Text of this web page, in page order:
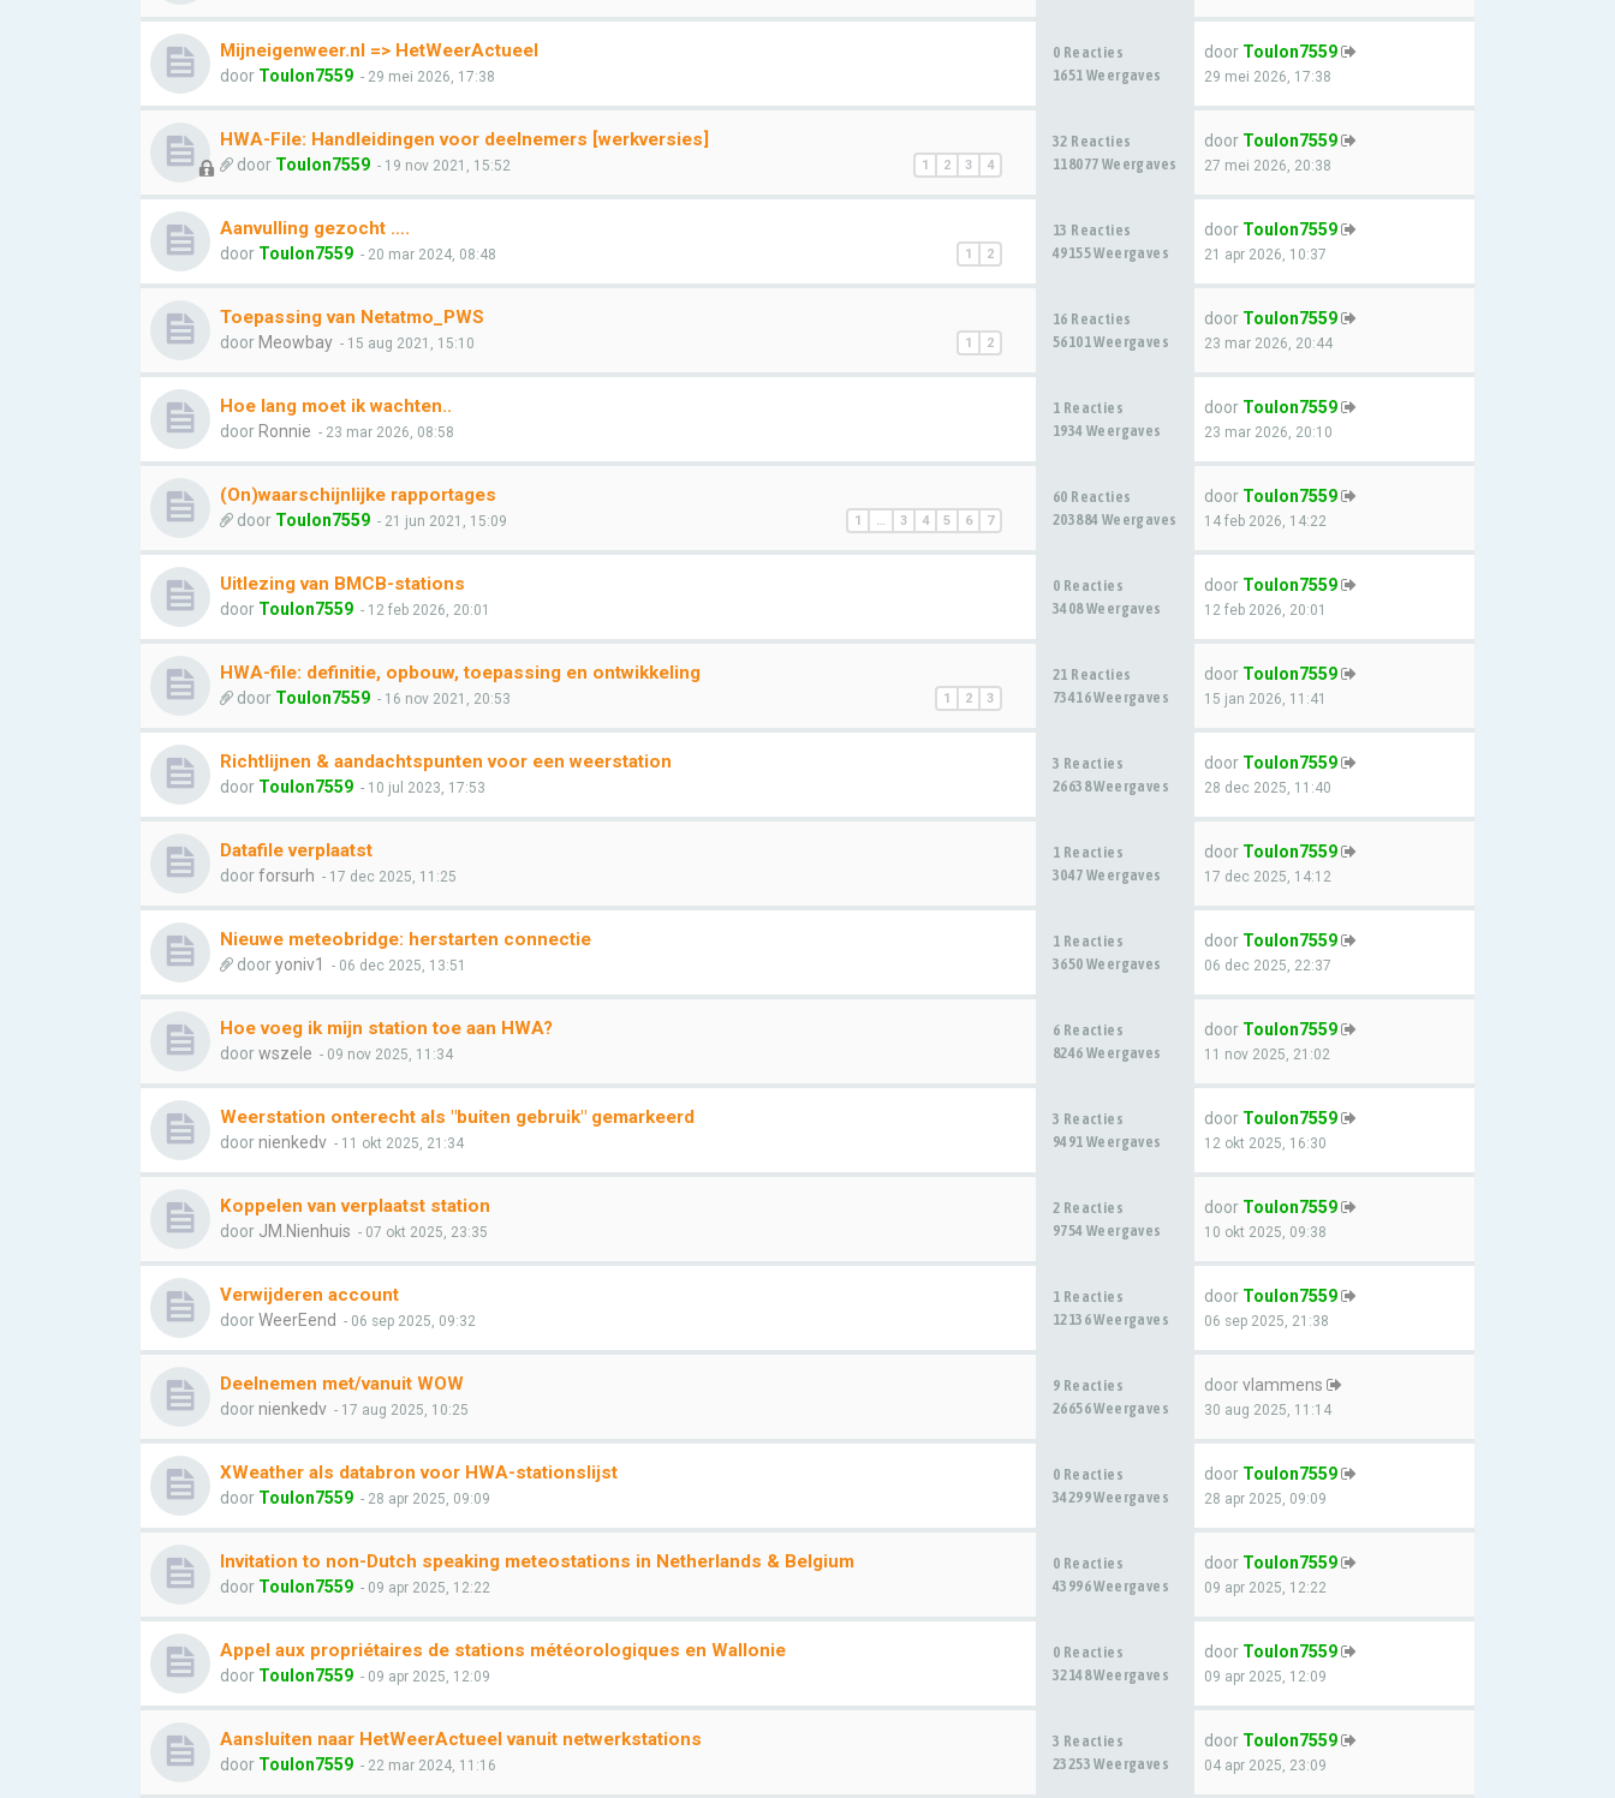
Mijneigenweer.nl => HetWeerActueel
door Toulon7559 - 29 mei 2026, 17:38
0 Reacties
1651 Weergaves
door Toulon7559
29 mei 2026, 17:38
HWA-File: Handleidingen voor deelnemers [werkversies]
1 2 3 4
door Toulon7559 - 19 nov 2021, 15:52
32 Reacties
118077 Weergaves
door Toulon7559
27 mei 2026, 20:38
Aanvulling gezocht ….
1 2
door Toulon7559 - 20 mar 2024, 08:48
13 Reacties
49155 Weergaves
door Toulon7559
21 apr 2026, 10:37
Toepassing van Netatmo_PWS
1 2
door Meowbay - 15 aug 2021, 15:10
16 Reacties
56101 Weergaves
door Toulon7559
23 mar 2026, 20:44
Hoe lang moet ik wachten..
door Ronnie - 23 mar 2026, 08:58
1 Reacties
1934 Weergaves
door Toulon7559
23 mar 2026, 20:10
(On)waarschijnlijke rapportages
1 … 3 4 5 6 7
door Toulon7559 - 21 jun 2021, 15:09
60 Reacties
203884 Weergaves
door Toulon7559
14 feb 2026, 14:22
Uitlezing van BMCB-stations
door Toulon7559 - 12 feb 2026, 20:01
0 Reacties
3408 Weergaves
door Toulon7559
12 feb 2026, 20:01
HWA-file: definitie, opbouw, toepassing en ontwikkeling
1 2 3
door Toulon7559 - 16 nov 2021, 20:53
21 Reacties
73416 Weergaves
door Toulon7559
15 jan 2026, 11:41
Richtlijnen & aandachtspunten voor een weerstation
door Toulon7559 - 10 jul 2023, 17:53
3 Reacties
26638 Weergaves
door Toulon7559
28 dec 2025, 11:40
Datafile verplaatst
doorforsurh - 17 dec 2025, 11:25
1 Reacties
3047 Weergaves
door Toulon7559
17 dec 2025, 14:12
Nieuwe meteobridge: herstarten connectie
dooryoniv1 - 06 dec 2025, 13:51
1 Reacties
3650 Weergaves
door Toulon7559
06 dec 2025, 22:37
Hoe voeg ik mijn station toe aan HWA?
doorwszele - 09 nov 2025, 11:34
6 Reacties
8246 Weergaves
door Toulon7559
11 nov 2025, 21:02
Weerstation onterecht als "buiten gebruik" gemarkeerd
doornienkedv - 11 okt 2025, 21:34
3 Reacties
9491 Weergaves
door Toulon7559
12 okt 2025, 16:30
Koppelen van verplaatst station
door JM.Nienhuis - 07 okt 2025, 23:35
2 Reacties
9754 Weergaves
door Toulon7559
10 okt 2025, 09:38
Verwijderen account
doorWeerEend - 06 sep 2025, 09:32
1 Reacties
12136 Weergaves
door Toulon7559
06 sep 2025, 21:38
Deelnemen met/vanuit WOW
doornienkedv - 17 aug 2025, 10:25
9 Reacties
26656 Weergaves
doorvlammens
30 aug 2025, 11:14
XWeather als databron voor HWA-stationslijst
door Toulon7559 - 28 apr 2025, 09:09
0 Reacties
34299 Weergaves
door Toulon7559
28 apr 2025, 09:09
Invitation to non-Dutch speaking meteostations in Netherlands & Belgium
door Toulon7559 - 09 apr 2025, 12:22
0 Reacties
43996 Weergaves
door Toulon7559
09 apr 2025, 12:22
Appel aux propriétaires de stations météorologiques en Wallonie
door Toulon7559 - 09 apr 2025, 12:09
0 Reacties
32148 Weergaves
door Toulon7559
09 apr 2025, 12:09
Aansluiten naar HetWeerActueel vanuit netwerkstations
door Toulon7559 - 22 mar 2024, 11:16
3 Reacties
23253 Weergaves
door Toulon7559
04 apr 2025, 23:09